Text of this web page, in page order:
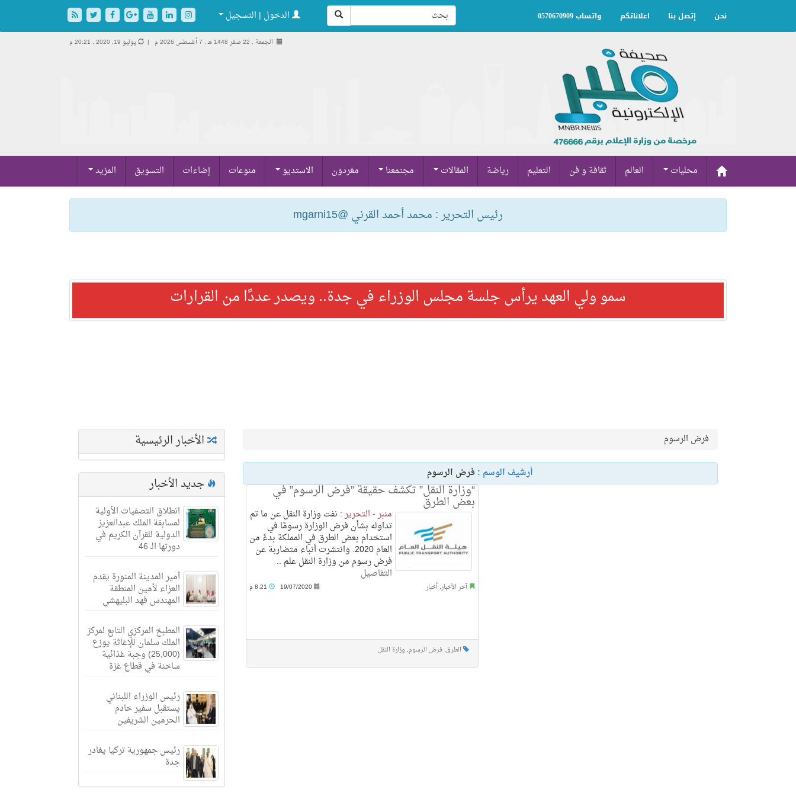
نحن إتصل بنا اعلاناتكم واتساب 0570670909 الدخول | التسجيل
الجمعة , 22 صفر 1448 هـ , 7 أغسطس 2026 م | يوليو 19, 2020 , 20:21 م
محليات العالم ثقافة و فن التعليم رياضة المقالات مجتمعنا مغردون الاستديو منوعات إضاءات التسويق المزيد
رئيس التحرير : محمد أحمد القرني @mgarni15
سمو ولي العهد يرأس جلسة مجلس الوزراء في جدة.. ويصدر عددًا من القرارات
الأخبار الرئيسية
جديد الأخبار
انطلاق التصفيات الأولية
لمسابقة الملك عبدالعزيز
الدولية للقرآن الكريم في
دورتها الـ 46
أمير المدينة المنورة يقدم
العزاء لأمين المنطقة
المهندس فهد البليهشي
المطبخ المركزي التابع لمركز
الملك سلمان للإغاثة يوزع
(25,000) وجبة غذائية
ساخنة في قطاع غزة
رئيس الوزراء اللبناني
يستقبل سفير خادم
الحرمين الشريفين
رئيس جمهورية تركيا يغادر
جدة
فرض الرسوم
أرشيف الوسم :فرض الرسوم
“وزارة النقل” تكشف حقيقة ”فرض الرسوم” في
بعض الطرق
منبر - التحرير : نفت وزارة النقل عن ما تم
تداوله بشأن فرض الوزارة رسومًا في
استخدام بعض الطرق في المملكة بدءً من
العام 2020. وانتشرت أنباء متضاربة عن
فرض رسوم من وزارة النقل علم ..
التفاصيل
آخر الأخبار,أخبار 19/07/2020
الطرق,فرض الرسوم, وزارة النقل